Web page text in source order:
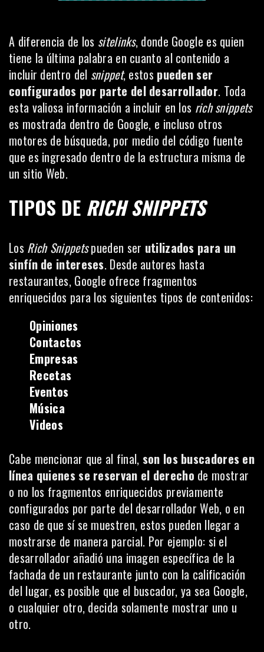
A diferencia de los sitelinks, donde Google es quien
tiene la última palabra en cuanto al contenido a
incluir dentro del snippet, estos pueden ser
configurados por parte del desarrollador. Toda
esta valiosa información a incluir en los rich snippets
es mostrada dentro de Google, e incluso otros
motores de búsqueda, por medio del código fuente
que es ingresado dentro de la estructura misma de
un sitio Web.
TIPOS DE RICH SNIPPETS
Los Rich Snippetspueden ser utilizados para un
sinfín de intereses. Desde autores hasta
restaurantes, Google ofrece fragmentos
enriquecidos para los siguientes tipos de contenidos:
Opiniones
Contactos
Empresas
Recetas
Eventos
Música
Videos
Cabe mencionar que al final, son los buscadores en
línea quienes se reservan el derecho de mostrar
o no los fragmentos enriquecidos previamente
configurados por parte del desarrollador Web, o en
caso de que sí se muestren, estos pueden llegar a
mostrarse de manera parcial. Por ejemplo: si el
desarrollador añadió una imagen específica de la
fachada de un restaurante junto con la calificación
del lugar, es posible que el buscador, ya sea Google,
o cualquier otro, decida solamente mostrar uno u
otro.